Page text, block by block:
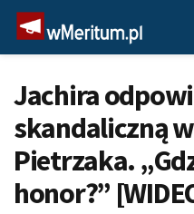
Jachira
skandaliczną
Pietrzaka.
honor?”